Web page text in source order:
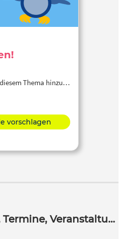
Thema hinzu…
vorschlagen
Bildungsangebote, Termine, Veranstaltungen